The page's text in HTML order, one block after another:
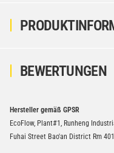
BEWERTUNGEN
Hersteller gemäß GPSR
EcoFlow, Plant#1, Runheng
Fuhai Street Bao'an District Rm